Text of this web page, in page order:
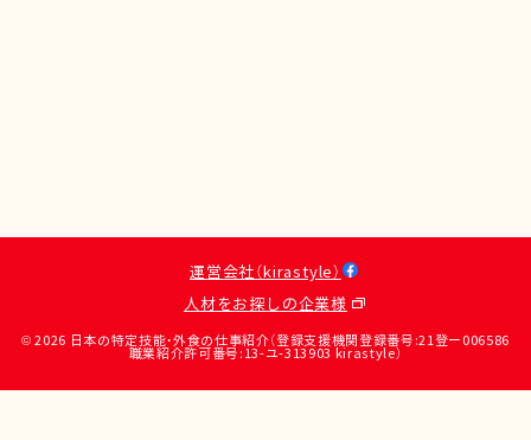
運営会社（kirastyle）
人材をお探しの企業様
© 2026 日本の特定技能・外食の仕事紹介（登録支援機関登録番号:21登ー006586
職業紹介許可番号:13-ユ-313903 kirastyle）